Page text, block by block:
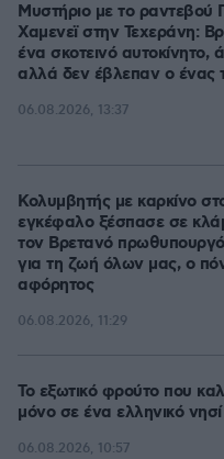
Μυστήριο με το ραντεβού
Χαμενεϊ στην Τεχεράνη:
ένα σκοτεινό αυτοκίνητο,
αλλά δεν έβλεπαν ο ένας
06.08.2026, 13:37
Κολυμβητής με καρκίνο
εγκέφαλο ξέσπασε σε
τον Βρετανό
για τη ζωή όλων μας, ο
αφόρητος
06.08.2026, 11:29
Το εξωτικό φρούτο που
μόνο σε ένα ελληνικό νησί
06.08.2026, 10:57